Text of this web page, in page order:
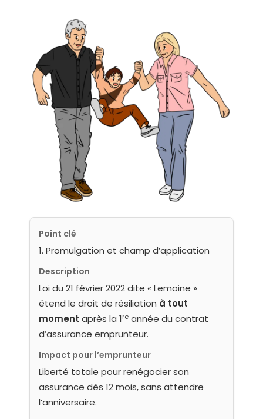
Point clé
1. Promulgation et champ d’application
Description
Loi du 21 février 2022 dite « Lemoine »
étend le droit de résiliation à tout
moment après la 1re année du contrat
d’assurance emprunteur.
Impact pour l’emprunteur
Liberté totale pour renégocier son
assurance dès 12 mois, sans attendre
l’anniversaire.